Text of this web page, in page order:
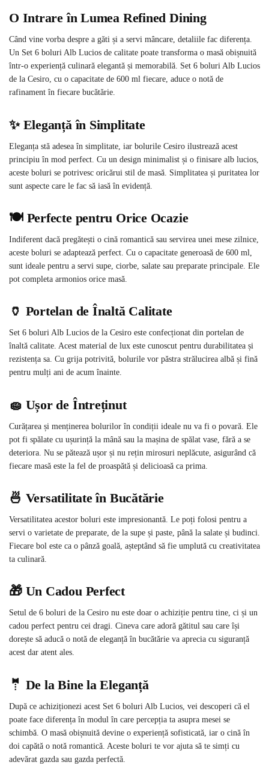
O Intrare în Lumea Refined Dining
Când vine vorba despre a găti și a servi mâncare, detaliile fac diferența.
Un Set 6 boluri Alb Lucios de calitate poate transforma o masă obișnuită
într-o experiență culinară elegantă și memorabilă. Set 6 boluri Alb Lucios
de la Cesiro, cu o capacitate de 600 ml fiecare, aduce o notă de
rafinament în fiecare bucătărie.
✨ Eleganță în Simplitate
Eleganța stă adesea în simplitate, iar bolurile Cesiro ilustrează acest
principiu în mod perfect. Cu un design minimalist și o finisare alb lucios,
aceste boluri se potrivesc oricărui stil de masă. Simplitatea și puritatea lor
sunt aspecte care le fac să iasă în evidență.
🍽️ Perfecte pentru Orice Ocazie
Indiferent dacă pregătești o cină romantică sau servirea unei mese zilnice,
aceste boluri se adaptează perfect. Cu o capacitate generoasă de 600 ml,
sunt ideale pentru a servi supe, ciorbe, salate sau preparate principale. Ele
pot completa armonios orice masă.
🏺 Portelan de Înaltă Calitate
Set 6 boluri Alb Lucios de la Cesiro este confecționat din portelan de
înaltă calitate. Acest material de lux este cunoscut pentru durabilitatea și
rezistența sa. Cu grija potrivită, bolurile vor păstra strălucirea albă și fină
pentru mulți ani de acum înainte.
🧽 Ușor de Întreținut
Curățarea și menținerea bolurilor în condiții ideale nu va fi o povară. Ele
pot fi spălate cu ușurință la mână sau la mașina de spălat vase, fără a se
deteriora. Nu se pătează ușor și nu rețin mirosuri neplăcute, asigurând că
fiecare masă este la fel de proaspătă și delicioasă ca prima.
🍜 Versatilitate în Bucătărie
Versatilitatea acestor boluri este impresionantă. Le poți folosi pentru a
servi o varietate de preparate, de la supe și paste, până la salate și budinci.
Fiecare bol este ca o pânză goală, așteptând să fie umplută cu creativitatea
ta culinară.
🎁 Un Cadou Perfect
Setul de 6 boluri de la Cesiro nu este doar o achiziție pentru tine, ci și un
cadou perfect pentru cei dragi. Cineva care adoră gătitul sau care își
dorește să aducă o notă de eleganță în bucătărie va aprecia cu siguranță
acest dar atent ales.
🤵 De la Bine la Eleganță
După ce achiziționezi acest Set 6 boluri Alb Lucios, vei descoperi că el
poate face diferența în modul în care percepția ta asupra mesei se
schimbă. O masă obișnuită devine o experiență sofisticată, iar o cină în
doi capătă o notă romantică. Aceste boluri te vor ajuta să te simți cu
adevărat gazda sau gazda perfectă.